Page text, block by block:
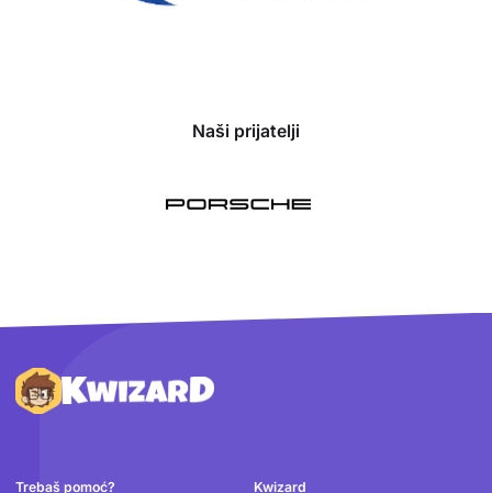
Naši prijatelji
Podnožje
Trebaš pomoć? Kwizard